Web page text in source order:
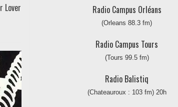
Lover
Radio Campus Orléans
(Orleans 88.3 fm)
Radio Campus Tours
(Tours 99.5 fm)
Radio Balistiq
(Chateauroux : 103 fm) 20h